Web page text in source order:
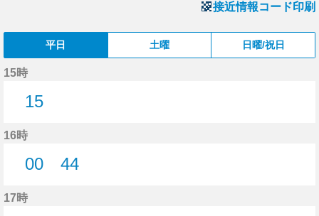
接近情報コード印刷
平日 土曜 日曜/祝日
15時
15
16時
00
44
17時